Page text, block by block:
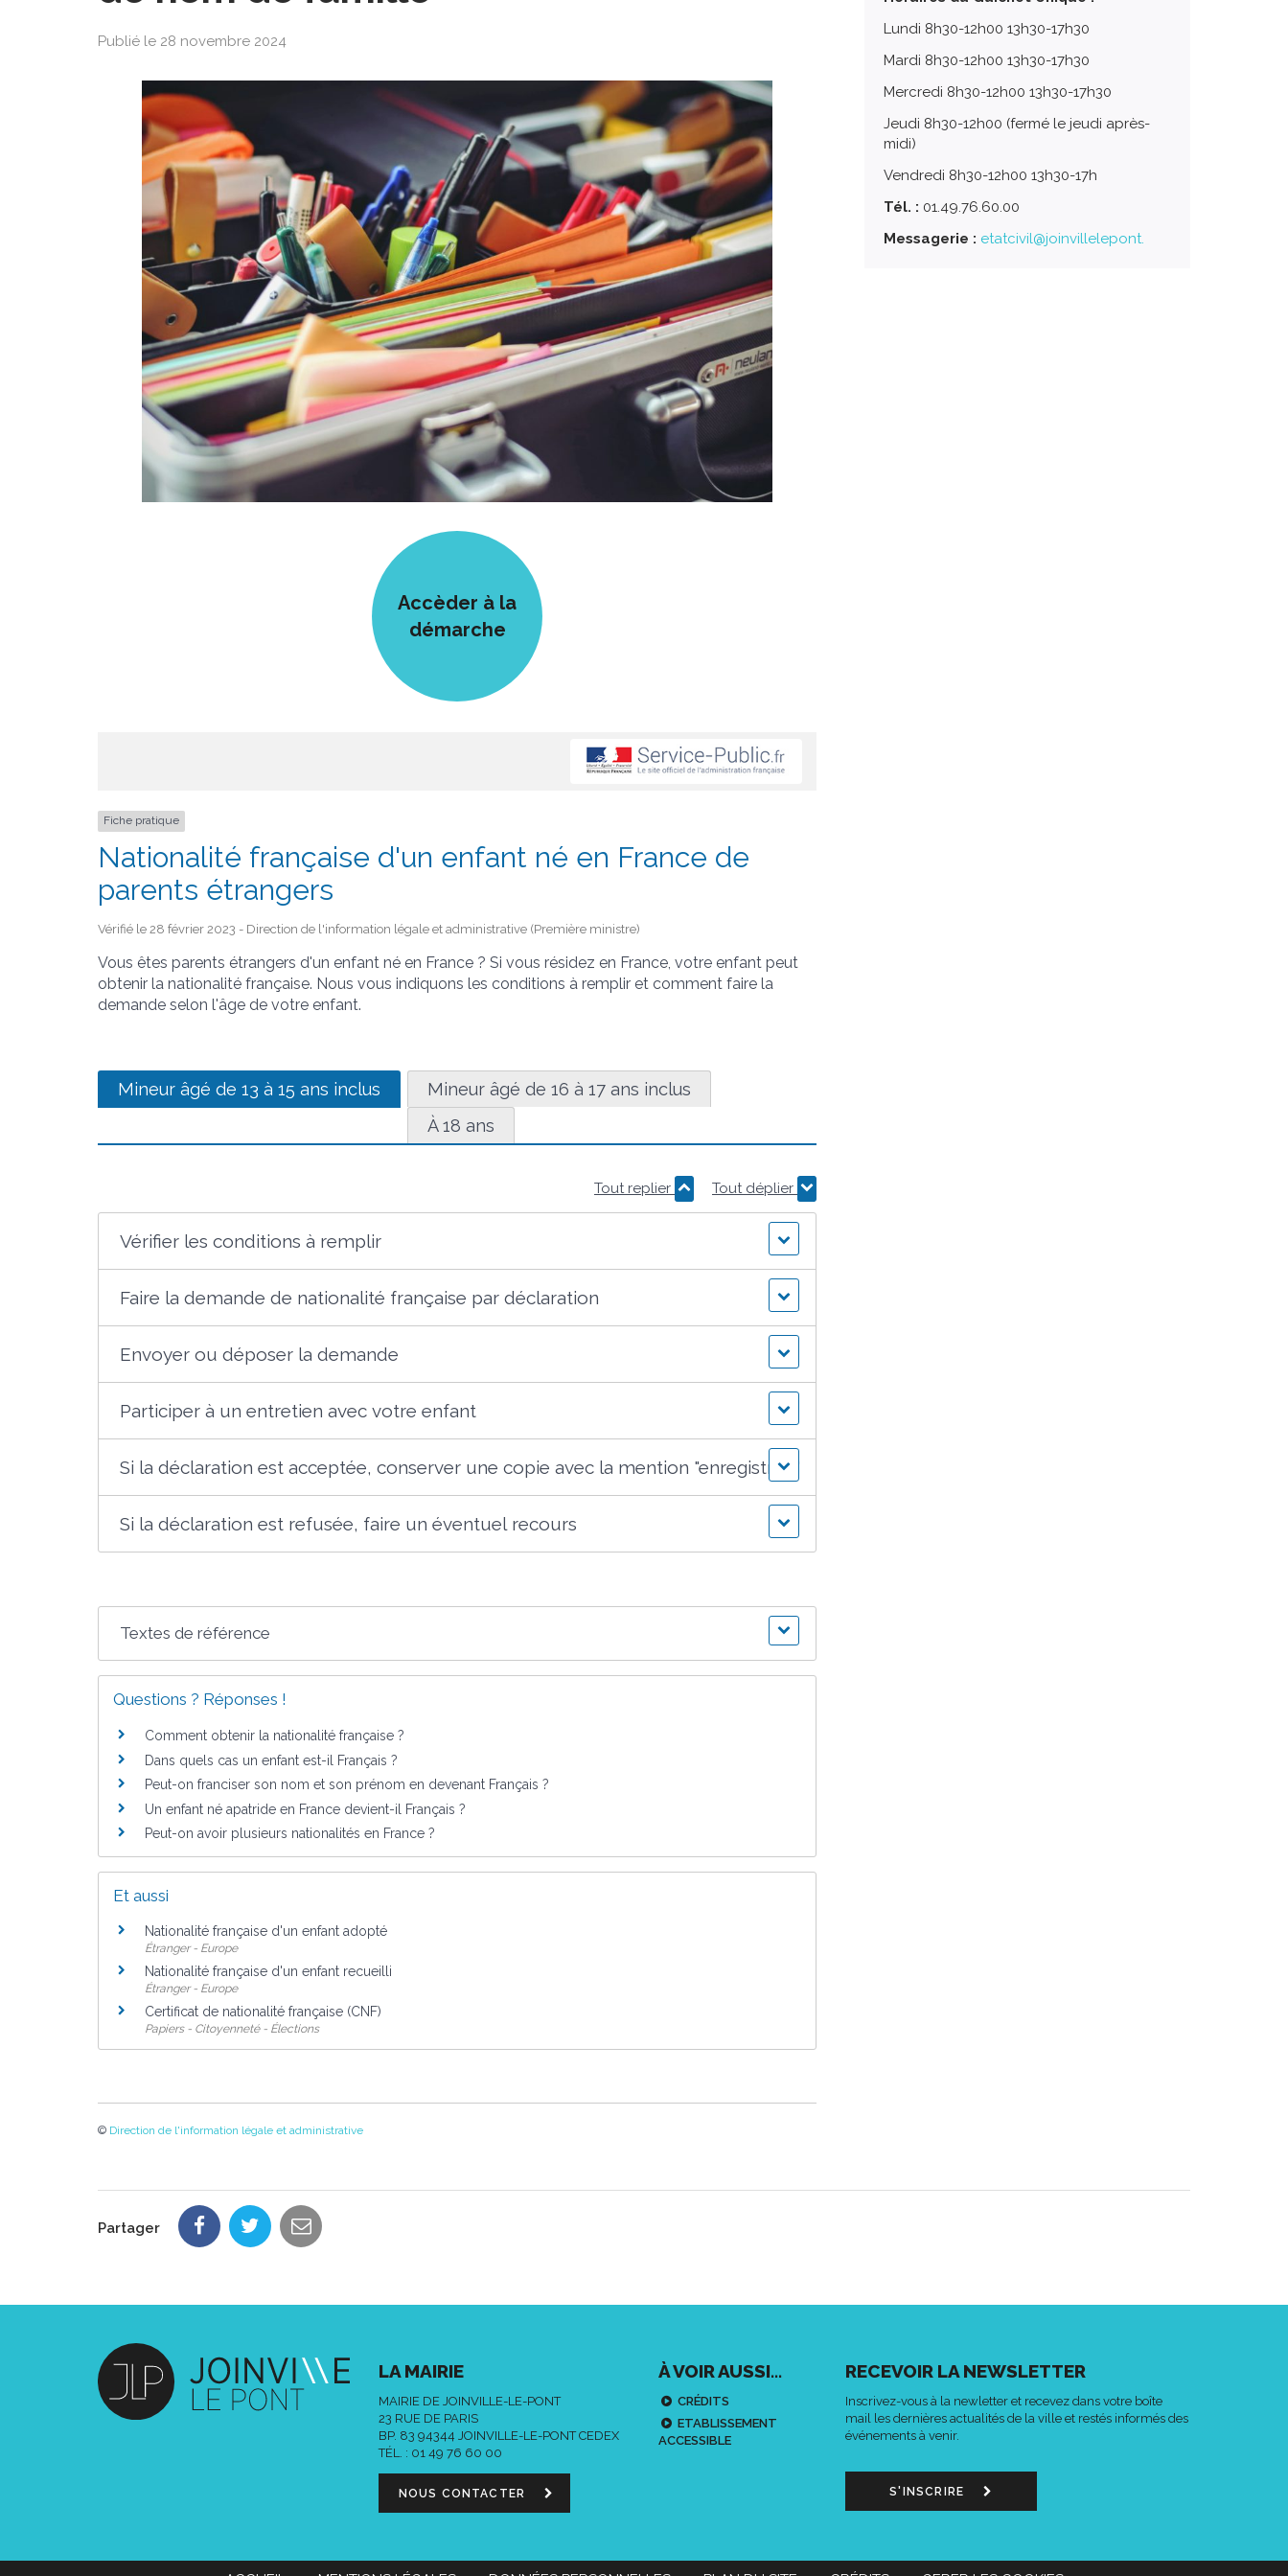
Publié le 28 novembre 2024
Accèder à la
démarche
Fiche pratique
Nationalité française d'un enfant né en France de
parents étrangers
Vérifié le 28 février 2023 - Direction de l'information légale et administrative (Première ministre)
Vous êtes parents étrangers d'un enfant né en France ? Si vous résidez en France, votre enfant peut
obtenir la nationalité française. Nous vous indiquons les conditions à remplir et comment faire la
demande selon l'âge de votre enfant.
Mineur âgé de 13 à 15 ans inclus
Mineur âgé de 16 à 17 ans inclus
À 18 ans
Tout replier Tout déplier
Vérifier les conditions à remplir
Faire la demande de nationalité française par déclaration
Envoyer ou déposer la demande
Participer à un entretien avec votre enfant
Si la déclaration est acceptée, conserver une copie avec la mention "enregistrée"
Si la déclaration est refusée, faire un éventuel recours
Textes de référence
Questions ? Réponses !
Comment obtenir la nationalité française ?
Dans quels cas un enfant est-il Français ?
Peut-on franciser son nom et son prénom en devenant Français ?
Un enfant né apatride en France devient-il Français ?
Peut-on avoir plusieurs nationalités en France ?
Et aussi
Nationalité française d'un enfant adopté
Étranger - Europe
Nationalité française d'un enfant recueilli
Étranger - Europe
Certificat de nationalité française (CNF)
Papiers - Citoyenneté - Élections
© Direction de l'information légale et administrative
Lundi 8h30-12h00 13h30-17h30
Mardi 8h30-12h00 13h30-17h30
Mercredi 8h30-12h00 13h30-17h30
Jeudi 8h30-12h00 (fermé le jeudi après-
midi)
Vendredi 8h30-12h00 13h30-17h
Tél. : 01.49.76.60.00
Messagerie : etatcivil@joinvillelepont.
Partager
LA MAIRIE
MAIRIE DE JOINVILLE-LE-PONT
23 RUE DE PARIS
BP. 83 94344 JOINVILLE-LE-PONT CEDEX
TÉL. : 01 49 76 60 00
NOUS CONTACTER
À VOIR AUSSI...
CRÉDITS
ETABLISSEMENT
ACCESSIBLE
RECEVOIR LA NEWSLETTER
Inscrivez-vous à la newletter et recevez dans votre boîte
mail les dernières actualités de la ville et restés informés des
événements à venir.
S'INSCRIRE